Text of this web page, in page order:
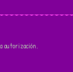
autorización.